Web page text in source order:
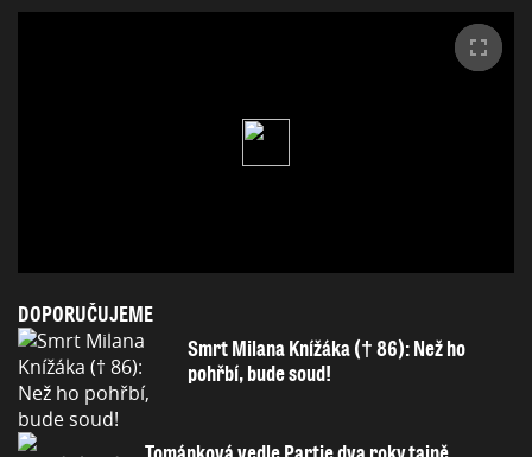
DOPORUČUJEME
Smrt Milana Knížáka († 86): Než ho
pohřbí, bude soud!